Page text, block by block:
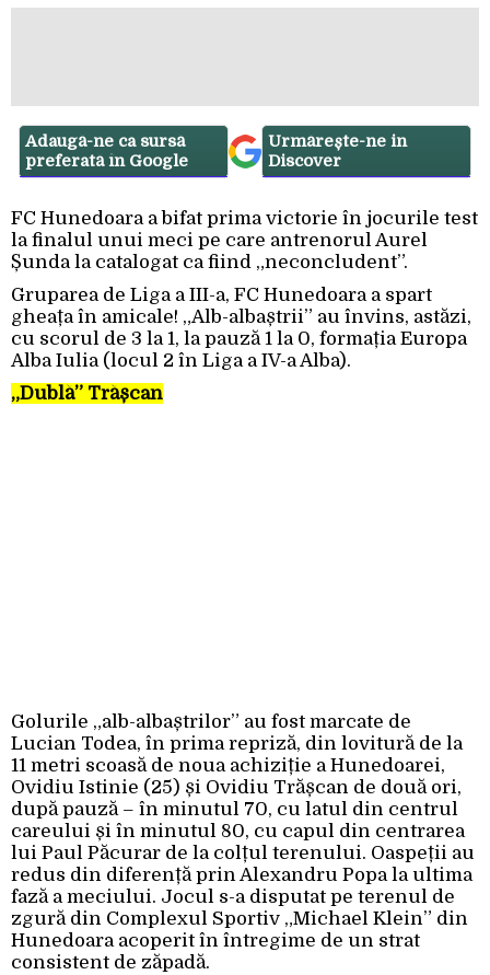
Adaugă-ne ca sursă
preferată în Google
Urmărește-ne in
Discover
FC Hunedoara a bifat prima victorie în jocurile test
la finalul unui meci pe care antrenorul Aurel
Șunda la catalogat ca fiind „neconcludent”.
Gruparea de Liga a III-a, FC Hunedoara a spart
gheața în amicale! „Alb-albaștrii” au învins, astăzi,
cu scorul de 3 la 1, la pauză 1 la 0, formația Europa
Alba Iulia (locul 2 în Liga a IV-a Alba).
„Dublă” Trășcan
Golurile „alb-albaștrilor” au fost marcate de
Lucian Todea, în prima repriză, din lovitură de la
11 metri scoasă de noua achiziție a Hunedoarei,
Ovidiu Istinie (25) și Ovidiu Trășcan de două ori,
după pauză – în minutul 70, cu latul din centrul
careului și în minutul 80, cu capul din centrarea
lui Paul Păcurar de la colțul terenului. Oaspeții au
redus din diferență prin Alexandru Popa la ultima
fază a meciului. Jocul s-a disputat pe terenul de
zgură din Complexul Sportiv „Michael Klein” din
Hunedoara acoperit în întregime de un strat
consistent de zăpadă.